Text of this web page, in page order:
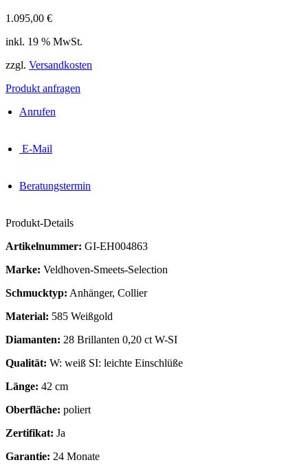
1.095,00 €
inkl. 19 % MwSt.
zzgl. Versandkosten
Produkt anfragen
Anrufen
E-Mail
Beratungstermin
Produkt-Details
Artikelnummer: GI-EH004863
Marke: Veldhoven-Smeets-Selection
Schmucktyp: Anhänger, Collier
Material: 585 Weißgold
Diamanten: 28 Brillanten 0,20 ct W-SI
Qualität: W: weiß SI: leichte Einschlüße
Länge: 42 cm
Oberfläche: poliert
Zertifikat: Ja
Garantie: 24 Monate